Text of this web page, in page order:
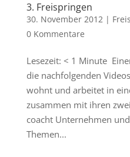
3. Freispringen
30. November 2012|
0 Kommentare
Lesezeit: < 1 Minute
die nachfolgenden
wohnt und arbeitet in
zusammen mit ihren
coacht Unternehmen
Themen...